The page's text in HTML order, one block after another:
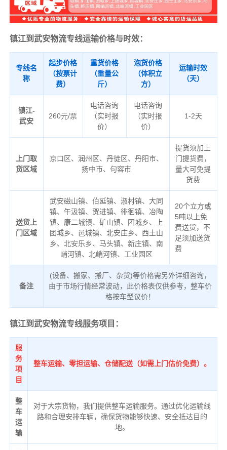
镇江到武安物流专线运输价格与时效：
专线名
称
起步价格
（按票计
费）
重货价格
（重量公
斤）
泡货价格
（体积立
方）
运输时效
（天）
镇江-
武安
260元/票
电话咨询
（实时报
价）
电话咨询
（实时报
价）
1-2天
上门取
货区域
京口区、润州区、丹徒区、丹阳市、
扬中市、句容市
提货须加上
门提货费，
量大可免提
货费
送货上
门区域
武安磁山镇、伯延镇、淑村镇、大同
镇、午汲镇、贺进镇、徘徊镇、冶陶
镇、康二城镇、矿山镇、团城乡、上
团城乡、邑城镇、北安庄乡、西土山
乡、北安乐乡、马头镇、新庄镇、南
峭河镇、北峭河镇、工业园区
20个立方或
5吨以上免
费送货，不
足须加送货
费
备注
(设备、搬家、搬厂、杂货)等价格需另外详细咨询，
由于市场行情经常波动，此价格表仅供参考，整车价
格按车型议价！
镇江到武安物流专线服务项目：
服
务
项
目
整车运输、零担运输、仓储配送（如需上门估价免费）。
整
车
运
输
对于大宗货物，我们提供整车运输服务。通过优化运输线
路和合理安排车辆，确保货物能够快速、安全抵达目的
地。